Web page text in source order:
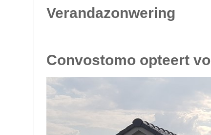
Verandazonwering
Convostomo opteert